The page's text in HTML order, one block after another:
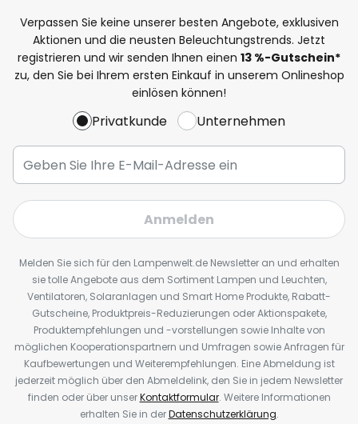
Verpassen Sie keine unserer besten Angebote, exklusiven
Aktionen und die neusten Beleuchtungstrends. Jetzt
registrieren und wir senden Ihnen einen 13 %-Gutschein*
zu, den Sie bei Ihrem ersten Einkauf in unserem Onlineshop
einlösen können!
Privatkunde Unternehmen
Anmelden
Melden Sie sich für den Lampenwelt.de Newsletter an und erhalten
sie tolle Angebote aus dem Sortiment Lampen und Leuchten,
Ventilatoren, Solaranlagen und Smart Home Produkte, Rabatt-
Gutscheine, Produktpreis-Reduzierungen oder Aktionspakete,
Produktempfehlungen und -vorstellungen sowie Inhalte von
möglichen Kooperationspartnern und Umfragen sowie Anfragen für
Kaufbewertungen und Weiterempfehlungen. Eine Abmeldung ist
jederzeit möglich über den Abmeldelink, den Sie in jedem Newsletter
finden oder über unserKontaktformular. Weitere Informationen
erhalten Sie in derDatenschutzerklärung.